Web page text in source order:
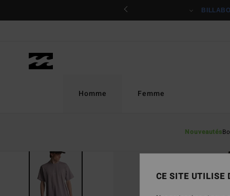
Homme
Nouveautés
Femme
CE SITE UTILISE